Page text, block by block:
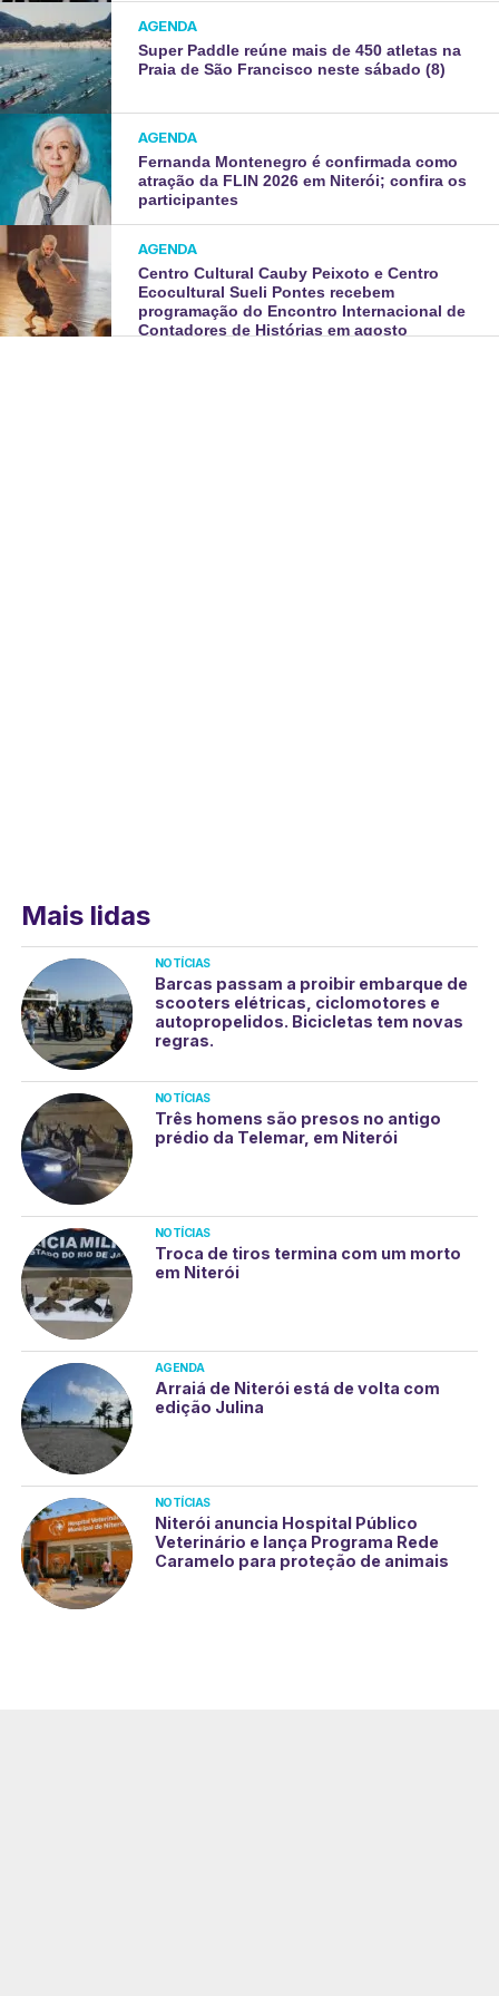
AGENDA
Super Paddle reúne mais de 450 atletas na
Praia de São Francisco neste sábado (8)
AGENDA
Fernanda Montenegro é confirmada como
atração da FLIN 2026 em Niterói; confira os
participantes
AGENDA
Centro Cultural Cauby Peixoto e Centro
Ecocultural Sueli Pontes recebem
programação do Encontro Internacional de
Contadores de Histórias em agosto
Mais lidas
NOTÍCIAS
Barcas passam a proibir embarque de
scooters elétricas, ciclomotores e
autopropelidos. Bicicletas tem novas
regras.
NOTÍCIAS
Três homens são presos no antigo
prédio da Telemar, em Niterói
NOTÍCIAS
Troca de tiros termina com um morto
em Niterói
AGENDA
Arraiá de Niterói está de volta com
edição Julina
NOTÍCIAS
Niterói anuncia Hospital Público
Veterinário e lança Programa Rede
Caramelo para proteção de animais